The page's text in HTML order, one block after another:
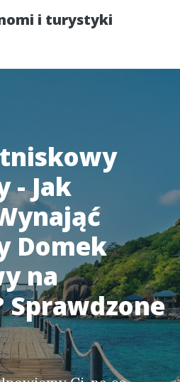
i turystyki
- Jak
Domek
na
Sprawdzone